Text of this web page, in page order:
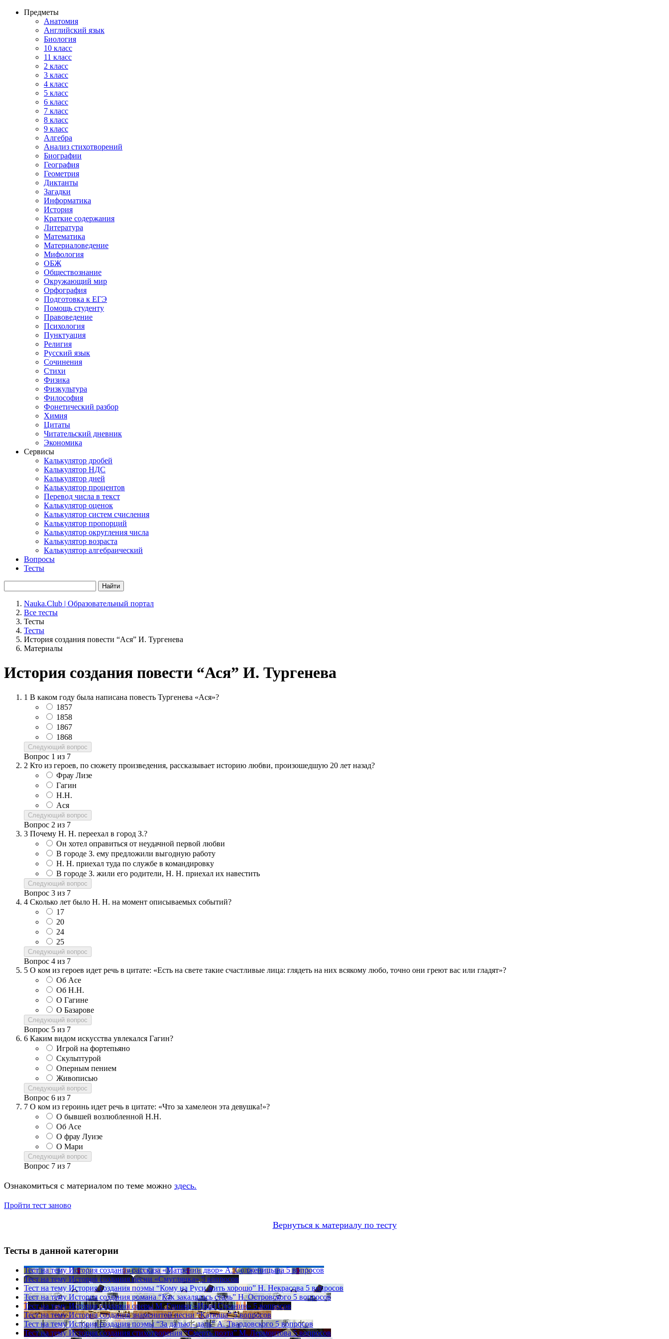
Предметы
Анатомия
Английский язык
Биология
10 класс
11 класс
2 класс
3 класс
4 класс
5 класс
6 класс
7 класс
8 класс
9 класс
Алгебра
Анализ стихотворений
Биографии
География
Геометрия
Диктанты
Загадки
Информатика
История
Краткие содержания
Литература
Математика
Материаловедение
Мифология
ОБЖ
Обществознание
Окружающий мир
Орфография
Подготовка к ЕГЭ
Помощь студенту
Правоведение
Психология
Пунктуация
Религия
Русский язык
Сочинения
Стихи
Физика
Физкультура
Философия
Фонетический разбор
Химия
Цитаты
Читательский дневник
Экономика
Сервисы
Калькулятор дробей
Калькулятор НДС
Калькулятор дней
Калькулятор процентов
Перевод числа в текст
Калькулятор оценок
Калькулятор систем счисления
Калькулятор пропорций
Калькулятор округления числа
Калькулятор возраста
Калькулятор алгебраический
Вопросы
Тесты
Найти
Nauka.Club | Образовательный портал
Все тесты
Тесты
Тесты
История создания повести “Ася” И. Тургенева
Материалы
История создания повести “Ася” И. Тургенева
1 В каком году была написана повесть Тургенева «Ася»?
1857
1858
1867
1868
Следующий вопрос
Вопрос 1 из 7
2 Кто из героев, по сюжету произведения, рассказывает историю любви, произошедшую 20 лет назад?
Фрау Лизе
Гагин
Н.Н.
Ася
Следующий вопрос
Вопрос 2 из 7
3 Почему Н. Н. переехал в город З.?
Он хотел оправиться от неудачной первой любви
В городе З. ему предложили выгодную работу
Н. Н. приехал туда по службе в командировку
В городе З. жили его родители, Н. Н. приехал их навестить
Следующий вопрос
Вопрос 3 из 7
4 Сколько лет было Н. Н. на момент описываемых событий?
17
20
24
25
Следующий вопрос
Вопрос 4 из 7
5 О ком из героев идет речь в цитате: «Есть на свете такие счастливые лица: глядеть на них всякому любо, точно они греют вас или гладят»?
Об Асе
Об Н.Н.
О Гагине
О Базарове
Следующий вопрос
Вопрос 5 из 7
6 Каким видом искусства увлекался Гагин?
Игрой на фортепьяно
Скульптурой
Оперным пением
Живописью
Следующий вопрос
Вопрос 6 из 7
7 О ком из героинь идет речь в цитате: «Что за хамелеон эта девушка!»?
О бывшей возлюбленной Н.Н.
Об Асе
О фрау Луизе
О Мари
Следующий вопрос
Вопрос 7 из 7
Ознакомиться с материалом по теме можно здесь.
Пройти тест заново
Вернуться к материалу по тесту
Тесты в данной категории
Тест на тему История создания рассказа «Матренин двор» А. Солженицына 5 вопросов
Тест на тему История создания песни «Смуглянка» 5 вопросов
Тест на тему История создания поэмы “Кому на Руси жить хорошо” Н. Некрасова 5 вопросов
Тест на тему История создания романа “Как закалялась сталь” Н. Островского 5 вопросов
Тест на тему История создания оперы М. Глинки «Иван Сусанин» 5 вопросов
Тест на тему История создания знаменитой песни “Катюша” 5 вопросов
Тест на тему История создания поэмы “За далью - даль” А. Твардовского 5 вопросов
Тест на тему История создания стихотворения “Смерть поэта” М. Лермонтова 5 вопросов